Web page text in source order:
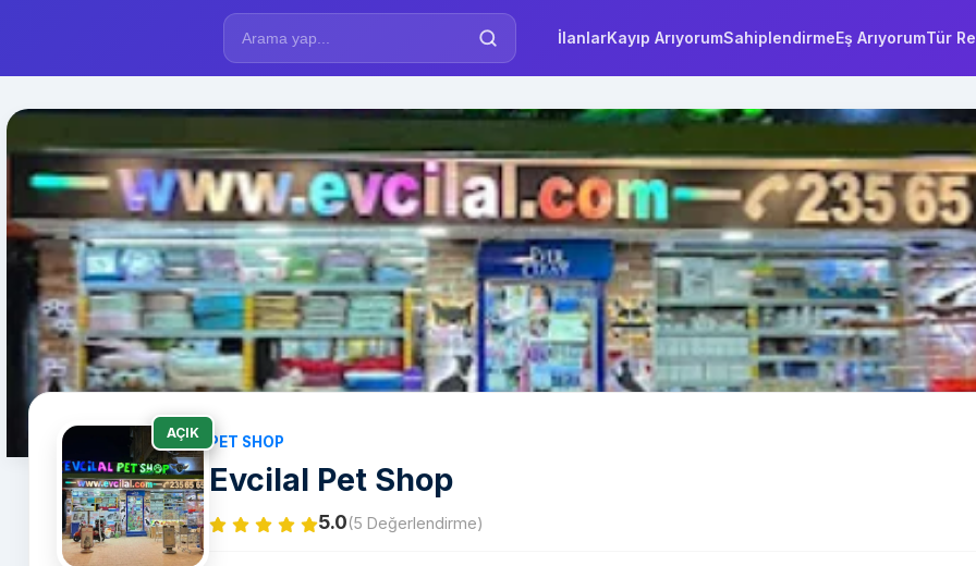
İlanlarKayıp ArıyorumSahiplendirmeEş ArıyorumTür
AÇIK
PET SHOP
Evcilal Pet Shop
5.0(5 Değerlendirme)